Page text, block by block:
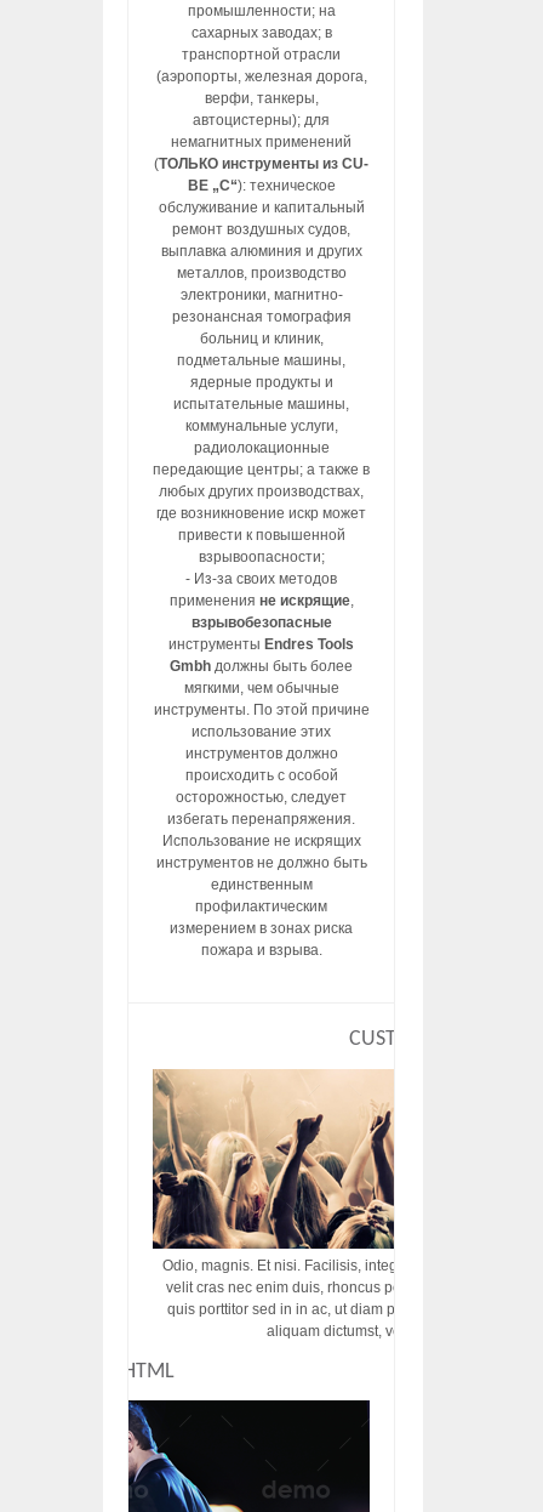
промышленности; на
сахарных заводах; в
транспортной отрасли
(аэропорты, железная дорога,
верфи, танкеры,
автоцистерны); для
немагнитных применений
(ТОЛЬКО инструменты из CU-
BE „C“): техническое
обслуживание и капитальный
ремонт воздушных судов,
выплавка алюминия и других
металлов, производство
электроники, магнитно-
резонансная томография
больниц и клиник,
подметальные машины,
ядерные продукты и
испытательные машины,
коммунальные услуги,
радиолокационные
передающие центры; а также в
любых других производствах,
где возникновение искр может
привести к повышенной
взрывоопасности;
- Из-за своих методов
применения не искрящие,
взрывобезопасные
инструменты Endres Tools
Gmbh должны быть более
мягкими, чем обычные
инструменты. По этой причине
использование этих
инструментов должно
происходить с особой
осторожностью, следует
избегать перенапряжения.
Использование не искрящих
инструментов не должно быть
единственным
профилактическим
измерением в зонах риска
пожара и взрыва.
CUSTOM HTML
Odio, magnis. Et nisi. Facilisis, integer! Risus augue! Non
velit cras nec enim duis, rhoncus porttitor ac vut rhoncus
quis porttitor sed in in ac, ut diam porttitor odio nunc
aliquam dictumst, vel amet tincidunt
CUSTOM HTML